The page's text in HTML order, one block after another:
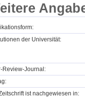
der Universität:
Review-Journal:
ist nachgewiesen in: